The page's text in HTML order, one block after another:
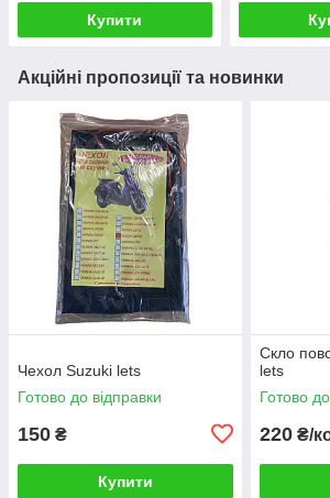
Купити
Акційні пропозиції та новинки
Чехол Suzuki lets
Готово до відправки
150 ₴
Купити
Скло
lets
Готово
220 ₴/